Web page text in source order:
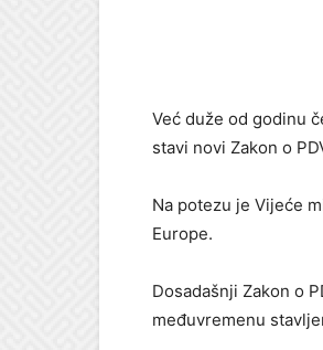
Već duže od godinu
stavi novi Zakon o
Na potezu je Vijeće
Europe.
Dosadašnji Zakon o
međuvremenu